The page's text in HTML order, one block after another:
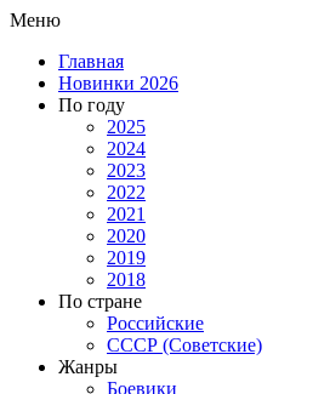
Меню
Главная
Новинки 2026
По году
2025
2024
2023
2022
2021
2020
2019
2018
По стране
Российские
СССР (Советские)
Жанры
Боевики